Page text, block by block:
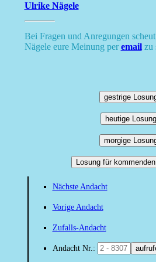
Ulrike Nägele
Bei Fragen und Anregungen
Nägele eure Meinung peremailzu
gestrige
heutige Losung
morgige
Losung für
Nächste Andacht
Vorige Andacht
Zufalls-Andacht
Andacht Nr.: